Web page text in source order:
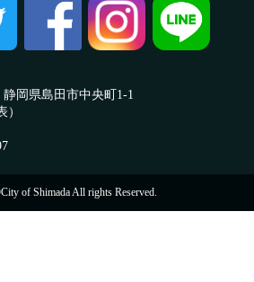
岡県島田市中央町1-1
）
of Shimada All rights Reserved.